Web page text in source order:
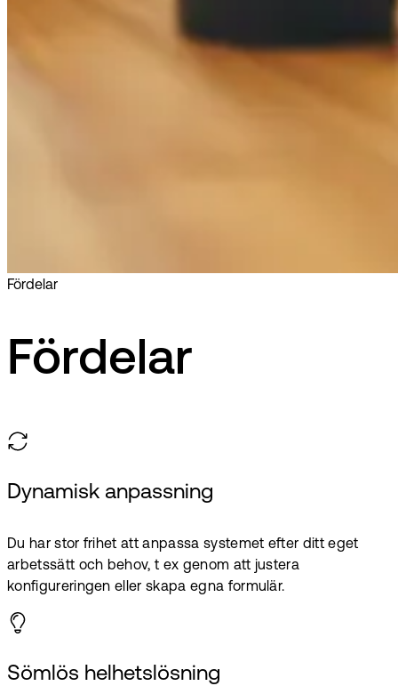
Fördelar
Fördelar
Dynamisk anpassning
Du har stor frihet att anpassa systemet efter ditt eget
arbetssätt och behov, t ex genom att justera
konfigureringen eller skapa egna formulär.
Sömlös helhetslösning